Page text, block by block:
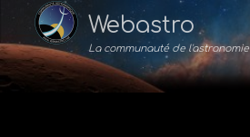
Webastro
La communauté de l'astronomie